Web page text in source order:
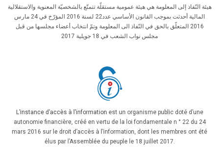
هيئة النّفاذ إلى المعلومة هي هيئة عمومية مستقلّة تتمتّع بالشخصيّة المعنوية والاستقلالية
المالية أحدثت بموجب القانون الأساسي عدد22 لسنة 2016 المؤرّخ في 24 مارس
2016 المتعلّق بالحق في النّفاذ الى المعلومة وتمّ انتخاب أعضاء مجلسها من قبل
مجلس نواب الشعب في 18 جويلية 2017
L’instance d’accès à l’information est un organisme public doté d’une
autonomie financière, créé en vertu de la loi fondamentale n ° 22 du 24
mars 2016 sur le droit d’accès à l’information, dont les membres ont été
élus par l’Assemblée du peuple le 18 juillet 2017.